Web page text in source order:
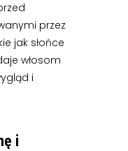
przez
jak słońce
włosom
i
i